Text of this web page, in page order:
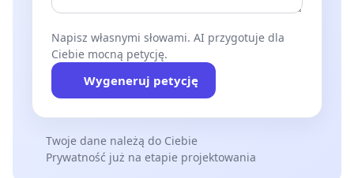
Napisz własnymi słowami. AI przygotuje dla
Ciebie mocną petycję.
Wygeneruj petycję
Twoje dane należą do Ciebie
Prywatność już na etapie projektowania